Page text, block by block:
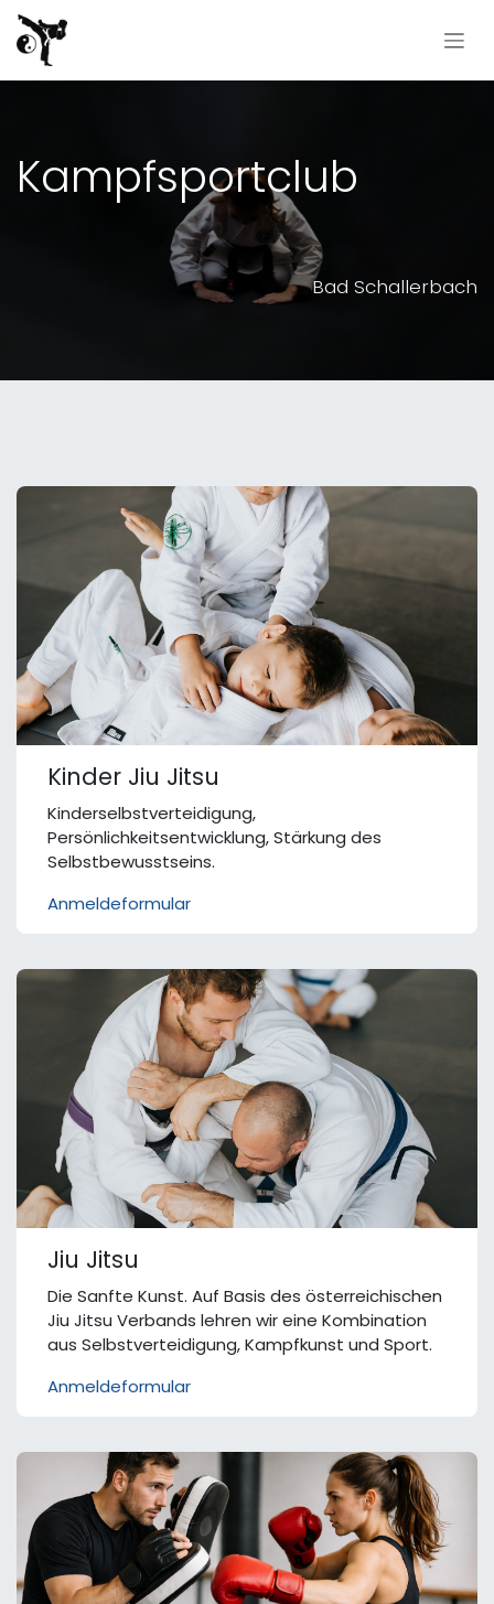
Zum Inhalt springen
Kampfsportclub
Bad Schallerbach
Kinder Jiu Jitsu
Kinderselbstverteidigung,
Persönlichkeitsentwicklung, Stärkung des
Selbstbewusstseins.
Anmeldeformular
Jiu Jitsu
Die Sanfte Kunst. Auf Basis des österreichischen
Jiu Jitsu Verbands lehren wir eine Kombination
aus Selbstverteidigung, Kampfkunst und Sport.
Anmeldeformular